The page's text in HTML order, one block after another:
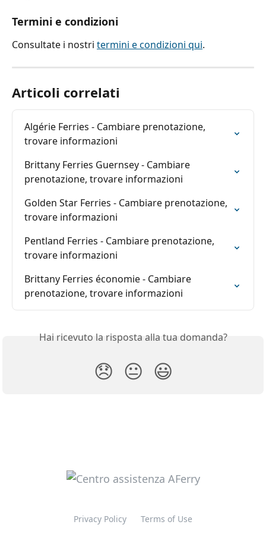
Termini e condizioni
Consultate i nostri termini e condizioni qui.
Articoli correlati
Algérie Ferries - Cambiare prenotazione,
trovare informazioni
Brittany Ferries Guernsey - Cambiare
prenotazione, trovare informazioni
Golden Star Ferries - Cambiare prenotazione,
trovare informazioni
Pentland Ferries - Cambiare prenotazione,
trovare informazioni
Brittany Ferries économie - Cambiare
prenotazione, trovare informazioni
Hai ricevuto la risposta alla tua domanda?
😞 😐 😃
Privacy Policy Terms of Use